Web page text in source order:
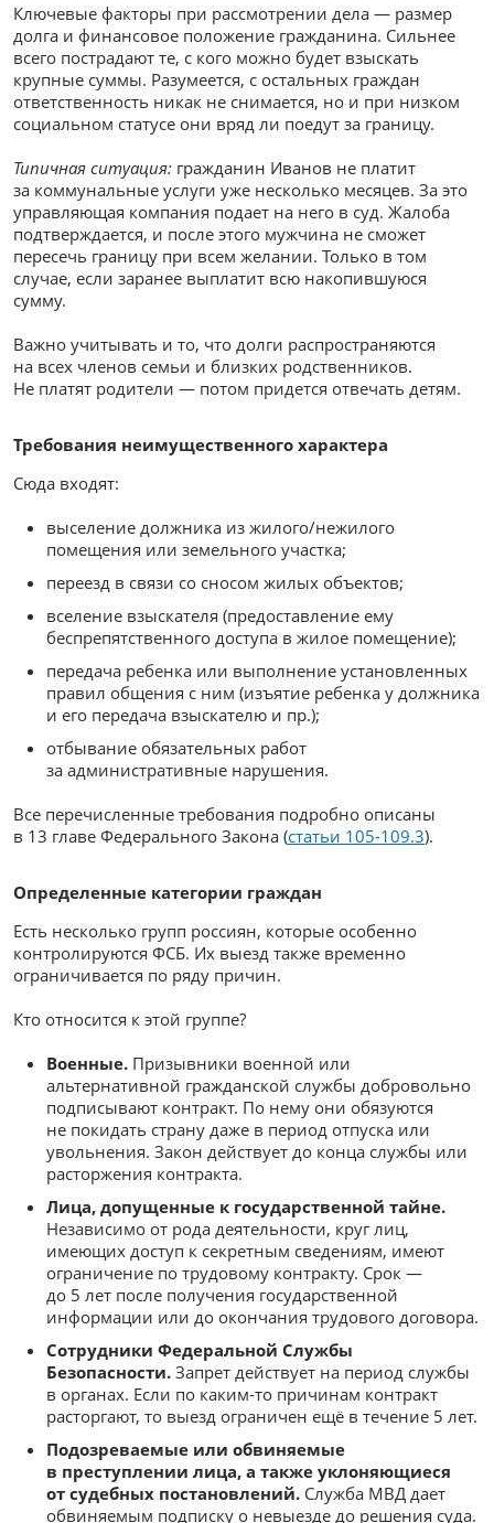
Ключевые факторы при рассмотрении дела — размер
долга и финансовое положение гражданина. Сильнее
всего пострадают те, с кого можно будет взыскать
крупные суммы. Разумеется, с остальных граждан
ответственность никак не снимается, но и при низком
социальном статусе они вряд ли поедут за границу.
Типичная ситуация: гражданин Иванов не платит
за коммунальные услуги уже несколько месяцев. За это
управляющая компания подает на него в суд. Жалоба
подтверждается, и после этого мужчина не сможет
пересечь границу при всем желании. Только в том
случае, если заранее выплатит всю накопившуюся
сумму.
Важно учитывать и то, что долги распространяются
на всех членов семьи и близких родственников.
Не платят родители — потом придется отвечать детям.
Требования неимущественного характера
Сюда входят:
выселение должника из жилого/нежилого
помещения или земельного участка;
переезд в связи со сносом жилых объектов;
вселение взыскателя (предоставление ему
беспрепятственного доступа в жилое помещение);
передача ребенка или выполнение установленных
правил общения с ним (изъятие ребенка у должника
и его передача взыскателю и пр.);
отбывание обязательных работ
за административные нарушения.
Все перечисленные требования подробно описаны
в 13 главе Федерального Закона (статьи 105-109.3).
Определенные категории граждан
Есть несколько групп россиян, которые особенно
контролируются ФСБ. Их выезд также временно
ограничивается по ряду причин.
Кто относится к этой группе?
Военные. Призывники военной или
альтернативной гражданской службы добровольно
подписывают контракт. По нему они обязуются
не покидать страну даже в период отпуска или
увольнения. Закон действует до конца службы или
расторжения контракта.
Лица, допущенные к государственной тайне.
Независимо от рода деятельности, круг лиц,
имеющих доступ к секретным сведениям, имеют
ограничение по трудовому контракту. Срок —
до 5 лет после получения государственной
информации или до окончания трудового договора.
Сотрудники Федеральной Службы
Безопасности. Запрет действует на период службы
в органах. Если по каким-то причинам контракт
расторгают, то выезд ограничен ещё в течение 5 лет.
Подозреваемые или обвиняемые
в преступлении лица, а также уклоняющиеся
от судебных постановлений. Служба МВД дает
обвиняемым подписку о невыезде до решения суда.